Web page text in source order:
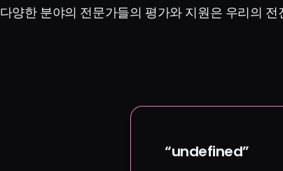
다양한 분야의 전문가들의 평가와 지원은 우리의
“undefined”